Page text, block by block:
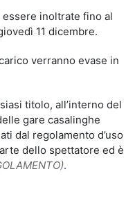
inoltrate fino al
11 dicembre.
verranno evase in
titolo, all’interno del
gare casalinghe
dal regolamento d’uso
dello spettatore ed è
.